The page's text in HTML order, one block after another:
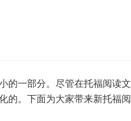
一部分。尽管在托福阅读
。下面为大家带来新托福阅